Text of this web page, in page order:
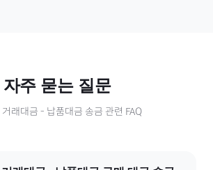
자주 묻는 질문
거래대금 - 납품대금 송금 관련 FAQ